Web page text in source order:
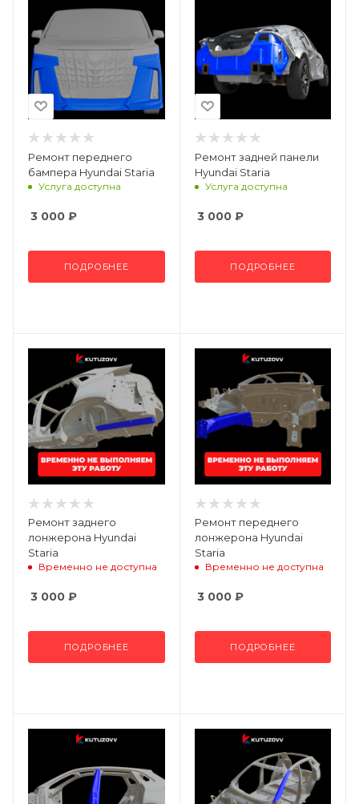
Ремонт переднего
бампера Hyundai Staria
Услуга доступна
3 000 ₽
ПОДРОБНЕЕ
Ремонт задней панели
Hyundai Staria
Услуга доступна
3 000₽
ПОДРОБНЕЕ
Ремонт заднего
лонжерона Hyundai
Staria
Временно не доступна
3 000 ₽
ПОДРОБНЕЕ
Ремонт переднего
лонжерона Hyundai
Staria
Временно не доступна
3 000₽
ПОДРОБНЕЕ